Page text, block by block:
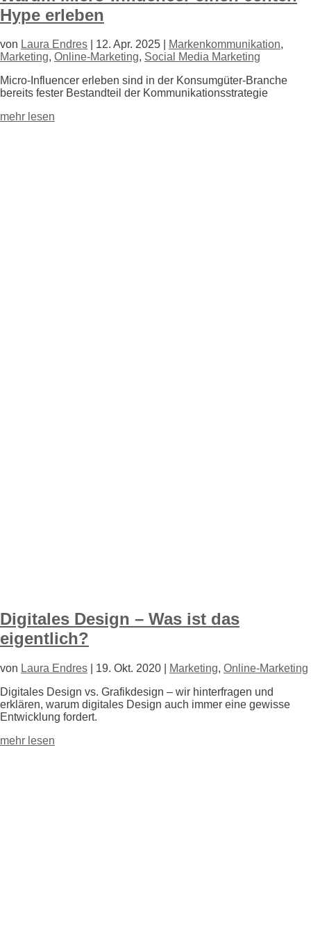
Hype erleben
von Laura Endres 12. Apr. 2025 Markenkommunikation,
Marketing, Online-Marketing, Social Media Marketing
Micro-Influencer erleben sind in der Konsumgüter-Branche
bereits fester Bestandteil der Kommunikationsstrategie
mehr lesen
Digitales Design – Was ist das
eigentlich?
von Laura Endres 19. Okt. 2020 Marketing, Online-Marketing
Digitales Design vs. Grafikdesign – wir hinterfragen und
erklären, warum digitales Design auch immer eine gewisse
Entwicklung fordert.
mehr lesen